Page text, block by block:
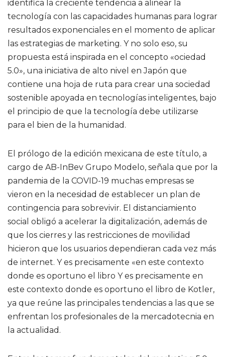
identifica la creciente tendencia a alinear la
tecnología con las capacidades humanas para lograr
resultados exponenciales en el momento de aplicar
las estrategias de marketing. Y no solo eso, su
propuesta está inspirada en el concepto «ociedad
5.0», una iniciativa de alto nivel en Japón que
contiene una hoja de ruta para crear una sociedad
sostenible apoyada en tecnologías inteligentes, bajo
el principio de que la tecnología debe utilizarse
para el bien de la humanidad.
El prólogo de la edición mexicana de este título, a
cargo de AB-InBev Grupo Modelo, señala que por la
pandemia de la COVID-19 muchas empresas se
vieron en la necesidad de establecer un plan de
contingencia para sobrevivir. El distanciamiento
social obligó a acelerar la digitalización, además de
que los cierres y las restricciones de movilidad
hicieron que los usuarios dependieran cada vez más
de internet. Y es precisamente «en este contexto
donde es oportuno el libro Y es precisamente en
este contexto donde es oportuno el libro de Kotler,
ya que reúne las principales tendencias a las que se
enfrentan los profesionales de la mercadotecnia en
la actualidad.